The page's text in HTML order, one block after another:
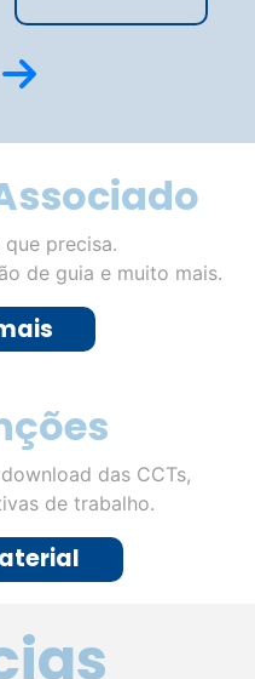
projeta
mais aquecido
da
expectativa
e Inteligência da
entre
datas
semestre. Em Juiz
do varejo. O
algumas das datas
de […]